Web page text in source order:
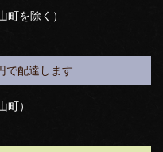
町を除く）
で配達します
町）